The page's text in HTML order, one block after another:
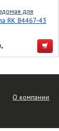
для
RK B4467-43
О компании